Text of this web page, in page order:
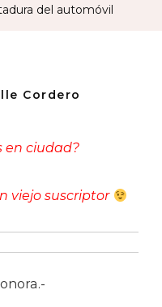
del automóvil
Cordero
en ciudad?
viejo suscriptor